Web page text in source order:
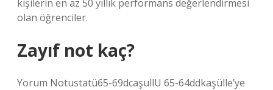
kişilerin en az 50 yıllık performans değerlendirmesi
olan öğrenciler.
Zayıf not kaç?
Yorum Notustatü65-69dcaşullU 65-64ddkaşülle’ye